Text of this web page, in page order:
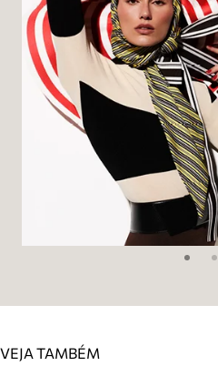
VEJA TAMBÉM